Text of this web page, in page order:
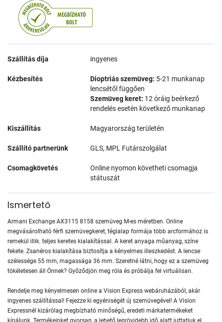
Szállítás díja ingyenes
Kézbesítés Dioptriás szemüveg: 5-21 munkanap
lencsétől függően
Szemüveg keret: 12 óráig beérkező
rendelés esetén következő munkanap
Kiszállítás Magyarország területén
Szállító partnerünk GLS, MPL Futárszolgálat
Csomagkövetés
Online nyomon követheti csomagja
státuszát
Ismertető
Armani Exchange AX3115 8158 szemüveg M-es méretben. Online
megvásárolható férfi szemüvegkeret, téglalap formája több arcformához is
remekül illik. teljes keretes kialakítással. A keret anyaga műanyag, színe
fekete. Zsanéros kialakítása biztosítja a kényelmes illeszkedést. A lencse
szélessége 55 mm, magassága 36 mm. Szeretné látni, hogy ez a szemüveg
tökéletesen áll Önnek? Győződjön meg róla és próbálja fel virtuálisan.
Rendelje meg kényelmesen online a Vision Express webáruházából, akár
ingyenes szállítással! Fejezze ki egyéniségét új szemüvegével! A Vision
Expressnél kizárólag megbízható minőségű, eredeti márkatermékeket
kínálunk. Termékeinket gyorsan, a lehető legrövidebb idő alatt juttatjuk el